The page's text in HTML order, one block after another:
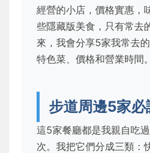
經營的小店，價格實惠，
些隱藏版美食，只有常去
來，我會分享5家我常去
特色菜、價格和營業時間。
步道周邊5家
這5家餐廳都是我親自吃
次。我把它們分成三類：